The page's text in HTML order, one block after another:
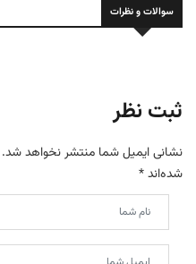
سوالات و نظرات
ثبت نظر
نشانی ایمیل شما منتشر نخواهد شد.
شده‌اند*